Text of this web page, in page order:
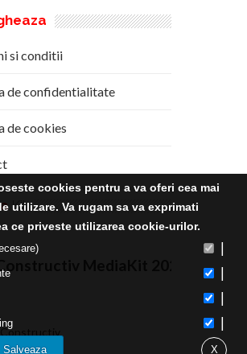
si conditii
de confidentialitate
de cookies
Kit
Constructiv MediaKit 2020
cookies pentru a va oferi cea mai
utilizare. Va rugam sa va exprimati
ce priveste utilizarea cookie-urilor.
Salveaza X